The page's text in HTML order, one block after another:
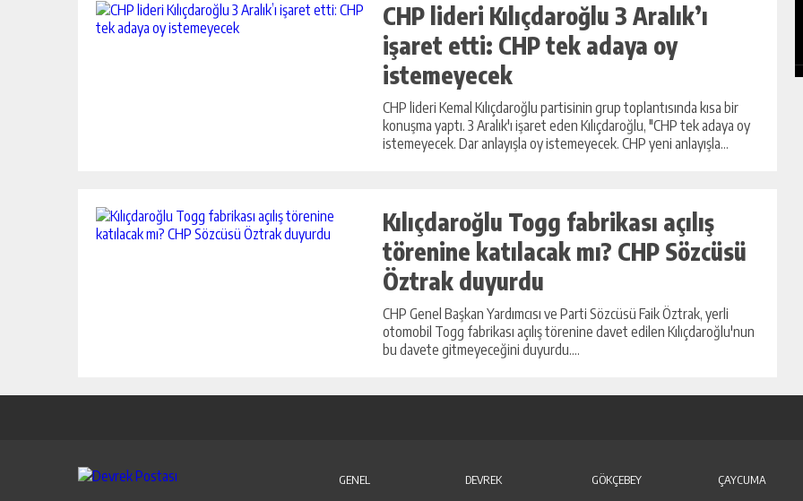
CHP lideri Kılıçdaroğlu 3 Aralık’ı
işaret etti: CHP tek adaya oy
istemeyecek
CHP lideri Kemal Kılıçdaroğlu partisinin grup toplantısında kısa bir
konuşma yaptı. 3 Aralık'ı işaret eden Kılıçdaroğlu, "CHP tek adaya oy
istemeyecek. Dar anlayışla oy istemeyecek. CHP yeni anlayışla...
Kılıçdaroğlu Togg fabrikası açılış
törenine katılacak mı? CHP Sözcüsü
Öztrak duyurdu
CHP Genel Başkan Yardımcısı ve Parti Sözcüsü Faik Öztrak, yerli
otomobil Togg fabrikası açılış törenine davet edilen Kılıçdaroğlu'nun
bu davete gitmeyeceğini duyurdu....
GENEL DEVREK GÖKÇEBEY ÇAYCUMA